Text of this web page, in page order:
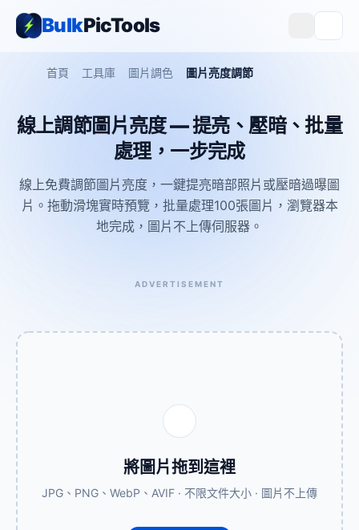
BulkPicTools
首頁 工具庫 圖片調色 圖片亮度調節
線上調節圖片亮度 — 提亮、壓暗、批量
處理，一步完成
線上免費調節圖片亮度，一鍵提亮暗部照片或壓暗過曝圖
片。拖動滑塊實時預覽，批量處理100張圖片，瀏覽器本
地完成，圖片不上傳伺服器。
ADVERTISEMENT
將圖片拖到這裡
JPG、PNG、WebP、AVIF · 不限文件大小 · 圖片不上傳